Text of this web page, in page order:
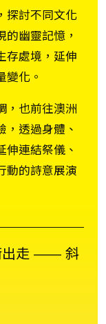
探討不同文化
幽靈記憶，
存處境，延伸
變化。
，也前往澳洲
，透過身體、
伸連結祭儀、
動的詩意展演
出走 ―― 斜